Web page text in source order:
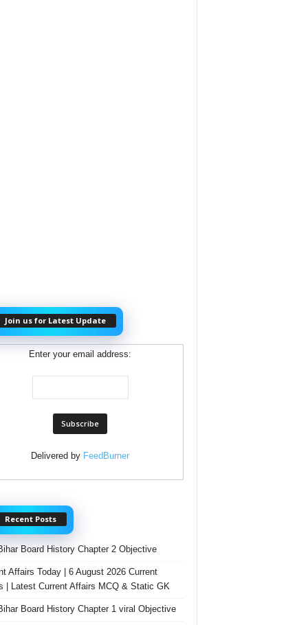
Join us for Latest Update
Enter your email address:
Delivered by FeedBurner
Recent Posts
Board History Chapter 2 Objective
Affairs Today | 6 August 2026 Current
| Latest Current Affairs MCQ & Static GK
Board History Chapter 1 viral Objective